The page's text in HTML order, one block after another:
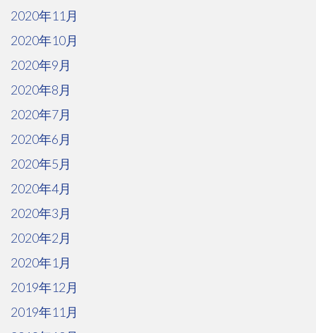
2020年11月
2020年10月
2020年9月
2020年8月
2020年7月
2020年6月
2020年5月
2020年4月
2020年3月
2020年2月
2020年1月
2019年12月
2019年11月